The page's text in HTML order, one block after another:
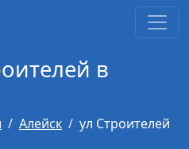
в
Алейск
ул Строителей